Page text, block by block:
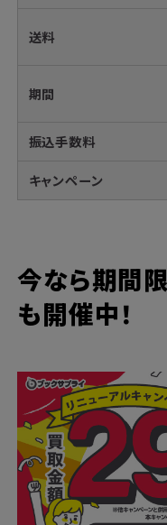
送料
期間
振込手数料
キャンペーン
今なら期間
も開催中！